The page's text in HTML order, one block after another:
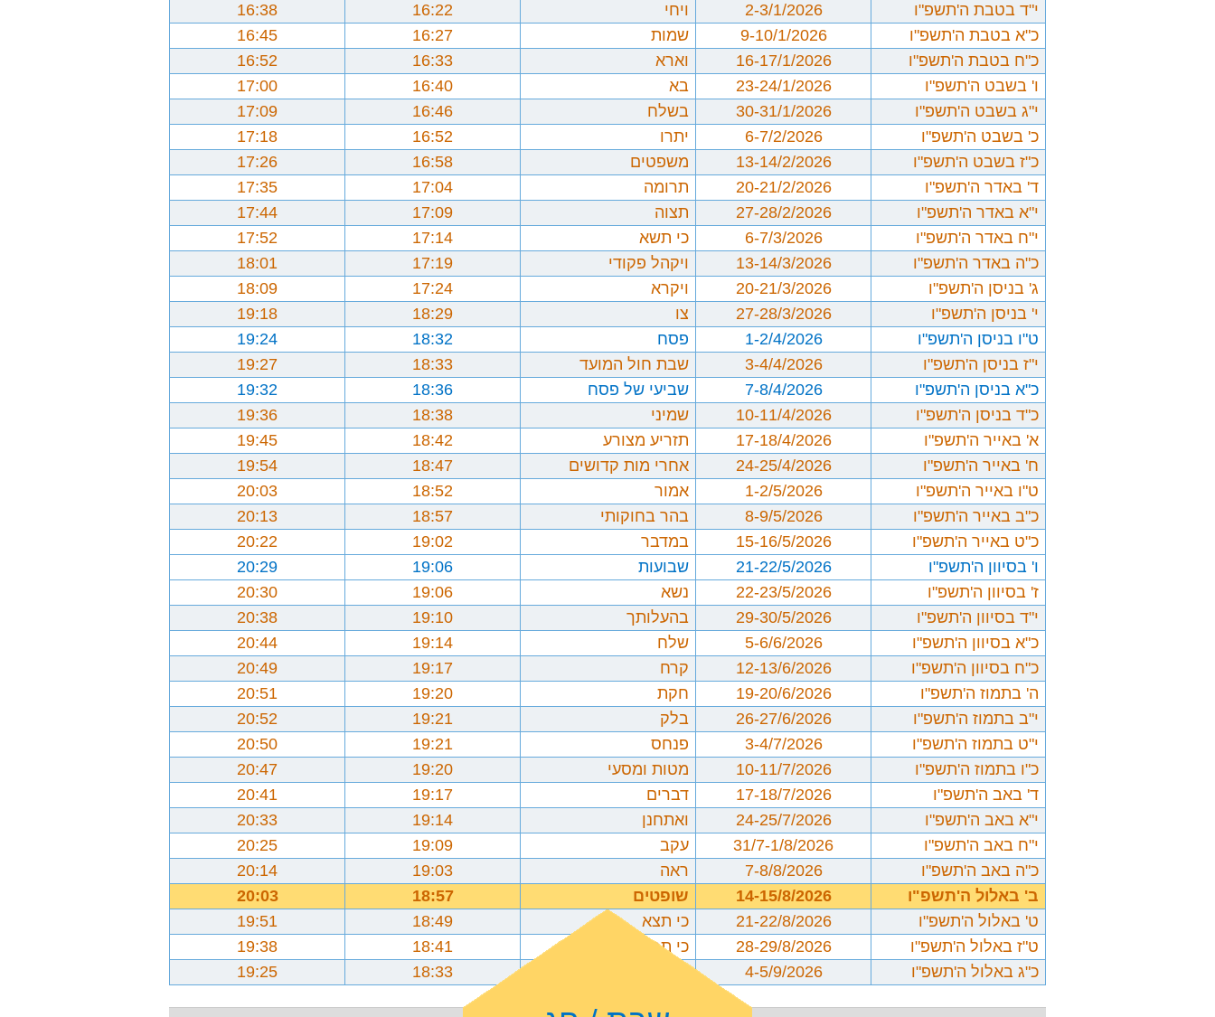
י"ד בטבת ה'תשפ"ו
2-3/1/2026 ויחי 16:22
16:38
כ"א בטבת ה'תשפ"ו
9-10/1/2026 שמות 16:27
16:45
כ"ח בטבת ה'תשפ"ו
16-17/1/2026 וארא 16:33
16:52
ו' בשבט ה'תשפ"ו
23-24/1/2026 בא 16:40
17:00
י"ג בשבט ה'תשפ"ו
30-31/1/2026 בשלח 16:46
17:09
כ' בשבט ה'תשפ"ו
6-7/2/2026 יתרו 16:52
17:18
כ"ז בשבט ה'תשפ"ו
13-14/2/2026 משפטים 16:58
17:26
ד' באדר ה'תשפ"ו
20-21/2/2026 תרומה 17:04
17:35
י"א באדר ה'תשפ"ו
27-28/2/2026 תצוה 17:09
17:44
י"ח באדר ה'תשפ"ו
6-7/3/2026 כי תשא 17:14
17:52
כ"ה באדר ה'תשפ"ו
13-14/3/2026 ויקהל פקודי 17:19
18:01
ג' בניסן ה'תשפ"ו
20-21/3/2026 ויקרא 17:24
18:09
י' בניסן ה'תשפ"ו
27-28/3/2026 צו 18:29
19:18
ט"ו בניסן ה'תשפ"ו
1-2/4/2026 פסח 18:32
19:24
י"ז בניסן ה'תשפ"ו
3-4/4/2026 שבת חול המועד 18:33
19:27
כ"א בניסן ה'תשפ"ו
7-8/4/2026 שביעי של פסח 18:36
19:32
כ"ד בניסן ה'תשפ"ו
10-11/4/2026 שמיני 18:38
19:36
א' באייר ה'תשפ"ו
17-18/4/2026 תזריע מצורע 18:42
19:45
ח' באייר ה'תשפ"ו
24-25/4/2026 אחרי מות קדושים 18:47
19:54
ט"ו באייר ה'תשפ"ו
1-2/5/2026 אמור 18:52
20:03
כ"ב באייר ה'תשפ"ו
8-9/5/2026 בהר בחוקותי 18:57
20:13
כ"ט באייר ה'תשפ"ו
15-16/5/2026 במדבר 19:02
20:22
ו' בסיוון ה'תשפ"ו
21-22/5/2026 שבועות 19:06
20:29
ז' בסיוון ה'תשפ"ו
22-23/5/2026 נשא 19:06
20:30
י"ד בסיוון ה'תשפ"ו
29-30/5/2026 בהעלותך 19:10
20:38
כ"א בסיוון ה'תשפ"ו
5-6/6/2026 שלח 19:14
20:44
כ"ח בסיוון ה'תשפ"ו
12-13/6/2026 קרח 19:17
20:49
ה' בתמוז ה'תשפ"ו
19-20/6/2026 חקת 19:20
20:51
י"ב בתמוז ה'תשפ"ו
26-27/6/2026 בלק 19:21
20:52
י"ט בתמוז ה'תשפ"ו
3-4/7/2026 פנחס 19:21
20:50
כ"ו בתמוז ה'תשפ"ו
10-11/7/2026 מטות ומסעי 19:20
20:47
ד' באב ה'תשפ"ו
17-18/7/2026 דברים 19:17
20:41
י"א באב ה'תשפ"ו
24-25/7/2026 ואתחנן 19:14
20:33
י"ח באב ה'תשפ"ו
31/7-1/8/2026 עקב 19:09
20:25
כ"ה באב ה'תשפ"ו
7-8/8/2026 ראה 19:03
20:14
ב' באלול ה'תשפ"ו
14-15/8/2026 שופטים 18:57
20:03
ט' באלול ה'תשפ"ו
21-22/8/2026 כי תצא 18:49
19:51
ט"ז באלול ה'תשפ"ו
28-29/8/2026 כי תבוא 18:41
19:38
כ"ג באלול ה'תשפ"ו
4-5/9/2026
18:33
19:25